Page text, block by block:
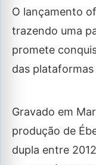
O lançamento
trazendo uma
promete
das
Gravado em
produção de
dupla entre